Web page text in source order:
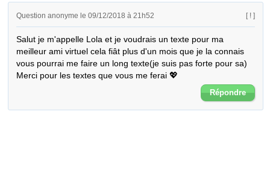
Question anonyme le 09/12/2018 à 21h52 [ ! ]
Salut je m'appelle Lola et je voudrais un texte pour ma
meilleur ami virtuel cela fiât plus d'un mois que je la connais
vous pourrai me faire un long texte(je suis pas forte pour sa)
Merci pour les textes que vous me ferai 💖
Répondre